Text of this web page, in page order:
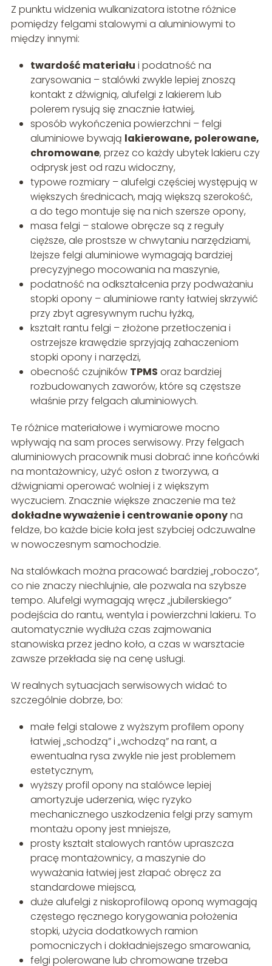
Z punktu widzenia wulkanizatora istotne różnice
pomiędzy felgami stalowymi a aluminiowymi to
między innymi:
twardość materiału i podatność na
zarysowania – stalówki zwykle lepiej znoszą
kontakt z dźwignią, alufelgi z lakierem lub
polerem rysują się znacznie łatwiej,
sposób wykończenia powierzchni – felgi
aluminiowe bywają lakierowane, polerowane,
chromowane, przez co każdy ubytek lakieru czy
odprysk jest od razu widoczny,
typowe rozmiary – alufelgi częściej występują w
większych średnicach, mają większą szerokość,
a do tego montuje się na nich szersze opony,
masa felgi – stalowe obręcze są z reguły
cięższe, ale prostsze w chwytaniu narzędziami,
lżejsze felgi aluminiowe wymagają bardziej
precyzyjnego mocowania na maszynie,
podatność na odkształcenia przy podważaniu
stopki opony – aluminiowe ranty łatwiej skrzywić
przy zbyt agresywnym ruchu łyżką,
kształt rantu felgi – złożone przetłoczenia i
ostrzejsze krawędzie sprzyjają zahaczeniom
stopki opony i narzędzi,
obecność czujników TPMS oraz bardziej
rozbudowanych zaworów, które są częstsze
właśnie przy felgach aluminiowych.
Te różnice materiałowe i wymiarowe mocno
wpływają na sam proces serwisowy. Przy felgach
aluminiowych pracownik musi dobrać inne końcówki
na montażownicy, użyć osłon z tworzywa, a
dźwigniami operować wolniej i z większym
wyczuciem. Znacznie większe znaczenie ma też
dokładne wyważenie i centrowanie oponyna
feldze, bo każde bicie koła jest szybciej odczuwalne
w nowoczesnym samochodzie.
Na stalówkach można pracować bardziej „roboczo”,
co nie znaczy niechlujnie, ale pozwala na szybsze
tempo. Alufelgi wymagają wręcz „jubilerskiego”
podejścia do rantu, wentyla i powierzchni lakieru. To
automatycznie wydłuża czas zajmowania
stanowiska przez jedno koło, a czas w warsztacie
zawsze przekłada się na cenę usługi.
W realnych sytuacjach serwisowych widać to
szczególnie dobrze, bo:
małe felgi stalowe z wyższym profilem opony
łatwiej „schodzą” i „wchodzą” na rant, a
ewentualna rysa zwykle nie jest problemem
estetycznym,
wyższy profil opony na stalówce lepiej
amortyzuje uderzenia, więc ryzyko
mechanicznego uszkodzenia felgi przy samym
montażu opony jest mniejsze,
prosty kształt stalowych rantów upraszcza
pracę montażownicy, a maszynie do
wyważania łatwiej jest złapać obręcz za
standardowe miejsca,
duże alufelgi z niskoprofilową oponą wymagają
częstego ręcznego korygowania położenia
stopki, użycia dodatkowych ramion
pomocniczych i dokładniejszego smarowania,
felgi polerowane lub chromowane trzeba